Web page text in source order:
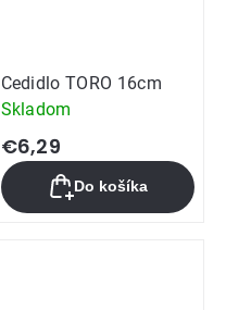
Cedidlo TORO 16cm
Skladom
€6,29
Do košíka